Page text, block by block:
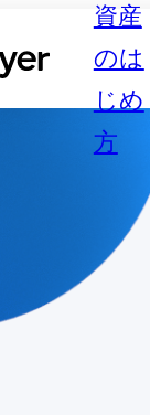
資産
のは
じめ
方